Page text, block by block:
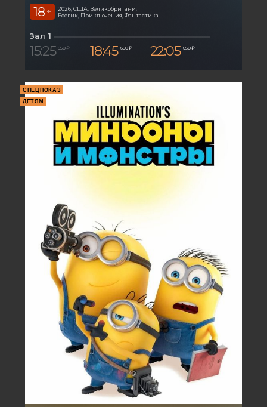
18 +
2026, США, Великобритания
Боевик, Приключения, Фантастика
Зал 1
15:25 650 ₽ 18:45 650 ₽ 22:05 650 ₽
СПЕЦПОКАЗ
ДЕТЯМ